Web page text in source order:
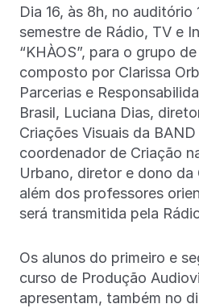
Dia 16, às 8h, no
semestre de Rádio, TV e
“KHÀOS”, para o grupo
composto por Clarissa
Parcerias e
Brasil, Luciana Dias,
Criações Visuais da
coordenador de Criação
Urbano, diretor e dono
além dos professores
será transmitida pela
Os alunos do primeiro e
curso de Produção
apresentam, também no